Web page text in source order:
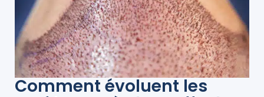
Comment évoluent les